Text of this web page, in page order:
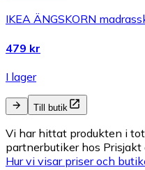
IKEA ÄNGSKORN
479 kr
I lager
Till butik
Vi har hittat produkten i
partnerbutiker hos
Hur vi visar priser och